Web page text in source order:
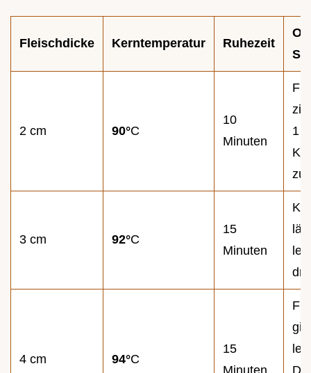
Fleischdicke Kerntemperatur Ruhezeit
2 cm 90°C
10
Minuten
1
3 cm 92°C
15
Minuten
4 cm 94°C
15
Minuten